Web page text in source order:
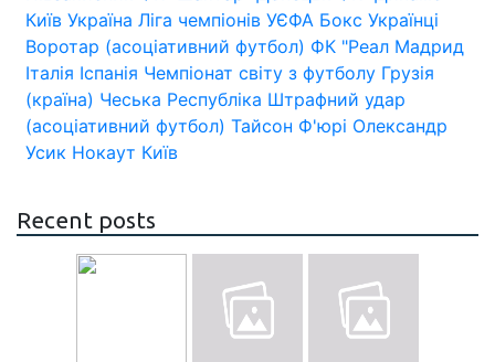
Київ Україна Ліга чемпіонів УЄФА Бокс Українці
Воротар (асоціативний футбол) ФК "Реал Мадрид
Італія Іспанія Чемпіонат світу з футболу Грузія
(країна) Чеська Республіка Штрафний удар
(асоціативний футбол) Тайсон Ф'юрі Олександр
Усик Нокаут Київ
Recent posts